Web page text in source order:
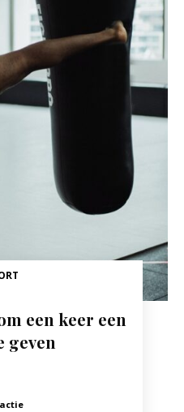
een keer een
geven